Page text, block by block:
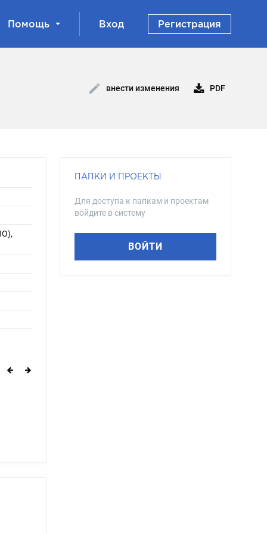
Помощь Вход Регистрация
внести изменения PDF
ПАПКИ И ПРОЕКТЫ
Для доступа к папкам и проектам
войдите в систему
ВОЙТИ